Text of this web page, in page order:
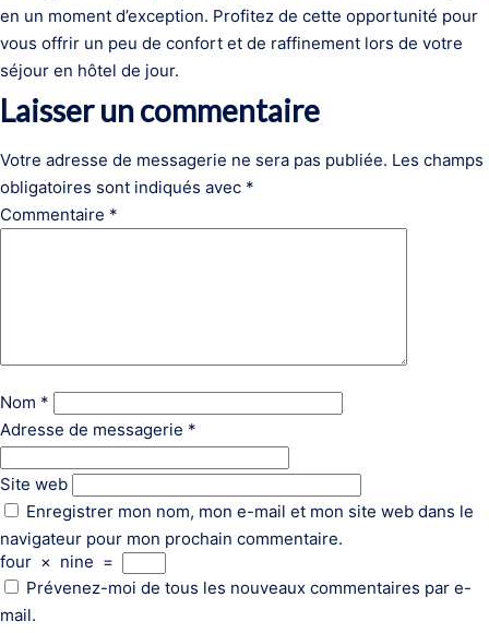
en un moment d’exception. Profitez de cette opportunité pour
vous offrir un peu de confort et de raffinement lors de votre
séjour en hôtel de jour.
Laisser un commentaire
Votre adresse de messagerie ne sera pas publiée. Les champs
obligatoires sont indiqués avec *
Commentaire *
Nom *
Adresse de messagerie *
Site web
Enregistrer mon nom, mon e-mail et mon site web dans le
navigateur pour mon prochain commentaire.
four × nine =
Prévenez-moi de tous les nouveaux commentaires par e-
mail.